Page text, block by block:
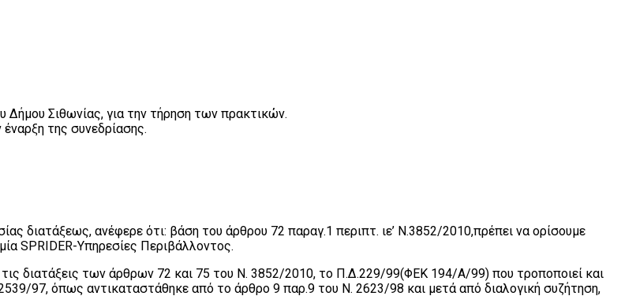
Σιθωνίας, για την τήρηση των πρακτικών.
της συνεδρίασης.
διατάξεως, ανέφερε ότι: βάση του άρθρου 72 παραγ.1 περιπτ. ιε’ Ν.3852/2010,πρέπει να ορίσουμε
SPRIDER-Υπηρεσίες Περιβάλλοντος.
διατάξεις των άρθρων 72 και 75 του Ν. 3852/2010, το Π.Δ.229/99(ΦΕΚ 194/Α/99) που τροποποιεί και
97, όπως αντικαταστάθηκε από το άρθρο 9 παρ.9 του Ν. 2623/98 και μετά από διαλογική συζήτηση,